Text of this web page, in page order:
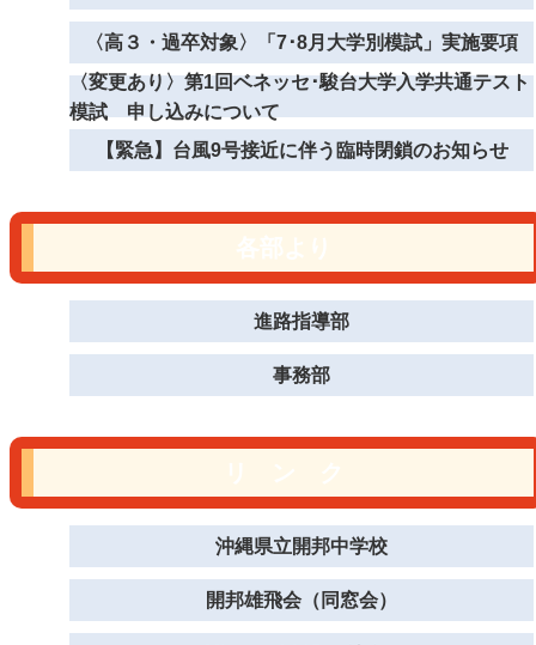
〈高３・過卒対象〉「7･8月大学別模試」実施要項
〈変更あり〉第1回ベネッセ･駿台大学入学共通テスト
模試 申し込みについて
【緊急】台風9号接近に伴う臨時閉鎖のお知らせ
進路指導部
事務部
沖縄県立開邦中学校
開邦雄飛会（同窓会）